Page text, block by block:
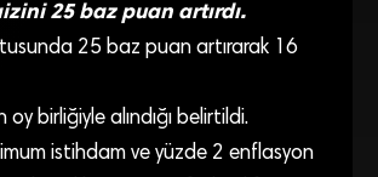
25 baz puan artırdı.
25 baz puan artırarak 16
oy birliğiyle alındığı belirtildi.
istihdam ve yüzde 2 enflasyon